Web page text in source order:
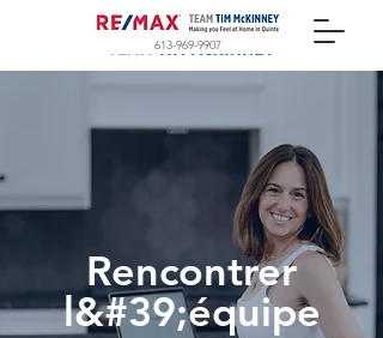
613-969-9907
Rencontrer
l&#39;équipe